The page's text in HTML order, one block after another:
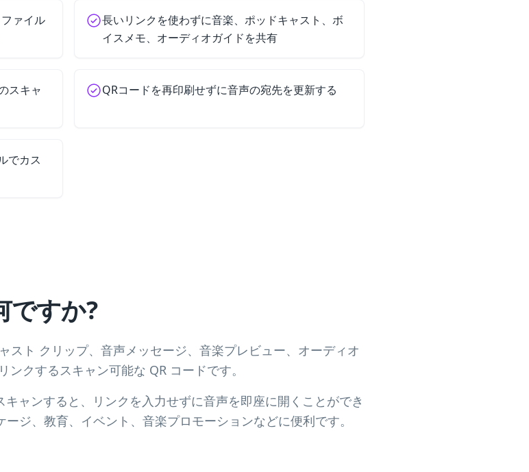
ァイル
長いリンクを使わずに音楽、ポッドキャスト、ボ
イスメモ、オーディオガイドを共有
スキャ
QRコードを再印刷せずに音声の宛先​​を更新する
でカス
ですか?
スト クリップ、音声メッセージ、音楽プレビュー、オーディオ
クするスキャン可能な QR コードです。
ャンすると、リンクを入力せずに音声を即座に開くことができ
ジ、教育、イベント、音楽プロモーションなどに便利です。